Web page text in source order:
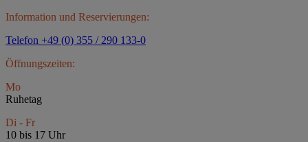
Information und Reservierungen:
Telefon +49 (0) 355 / 290 133-0
Öffnungszeiten:
Mo
Ruhetag
Di - Fr
10 bis 17 Uhr